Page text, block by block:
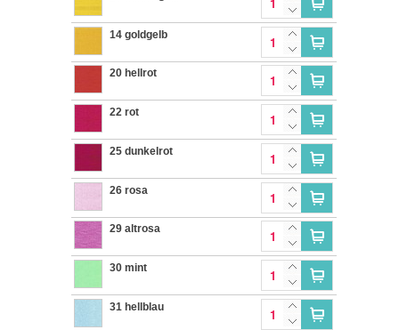
14 goldgelb
20 hellrot
22 rot
25 dunkelrot
26 rosa
29 altrosa
30 mint
31 hellblau